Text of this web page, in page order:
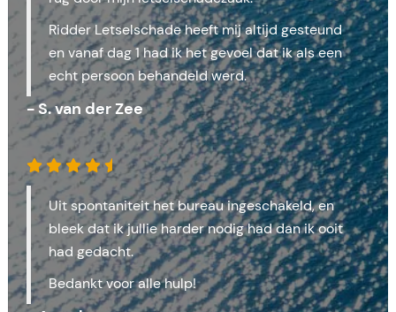
Ridder Letselschade heeft mij altijd gesteund
en vanaf dag 1 had ik het gevoel dat ik als een
echt persoon behandeld werd.
- S. van der Zee
Uit spontaniteit het bureau ingeschakeld, en
bleek dat ik jullie harder nodig had dan ik ooit
had gedacht.
Bedankt voor alle hulp!